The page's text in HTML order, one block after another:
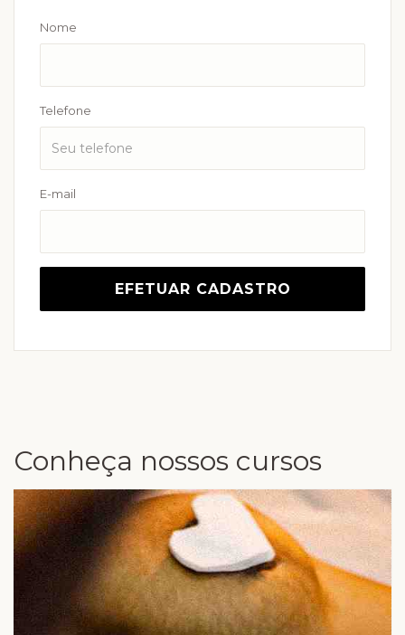
Nome
Telefone
E-mail
EFETUAR CADASTRO
Conheça nossos cursos